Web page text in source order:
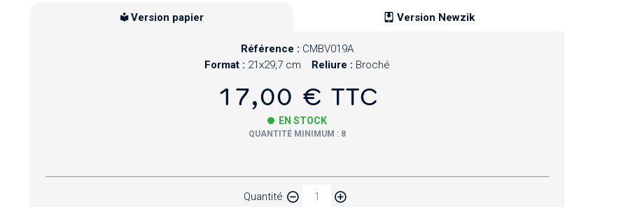
Version papier Version Newzik
Référence : CMBV019A
Format : 21x29,7 cm Reliure : Broché
17,00 € TTC
EN STOCK
QUANTITÉ MINIMUM : 8
Quantité